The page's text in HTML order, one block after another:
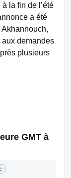
la fin de l’été
a été
demandes
plusieurs
GMT à